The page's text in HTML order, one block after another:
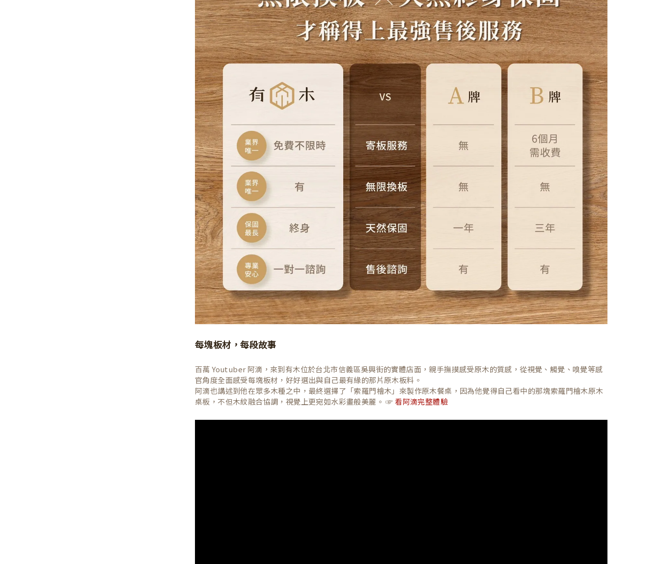
每塊板材，每段故事
百萬 Youtuber 阿滴，來到有木位於台北市信義區吳興街的實體店面，親手撫摸感受原木的質感，從視覺、觸覺、嗅覺等感
官角度全面感受每塊板材，好好選出與自己最有緣的那片原木板料。
阿滴也講述到他在眾多木種之中，最終選擇了「索羅門檜木」來製作原木餐桌，因為他覺得自己看中的那塊索羅門檜木原木
桌板，不但木紋融合協調，視覺上更宛如水彩畫般美麗。 ☞看阿滴完整體驗